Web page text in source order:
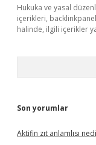
Hukuka ve yasal
içerikleri,
halinde, ilgili içerikler
Son yorumlar
Aktifin zıt anlamlısı